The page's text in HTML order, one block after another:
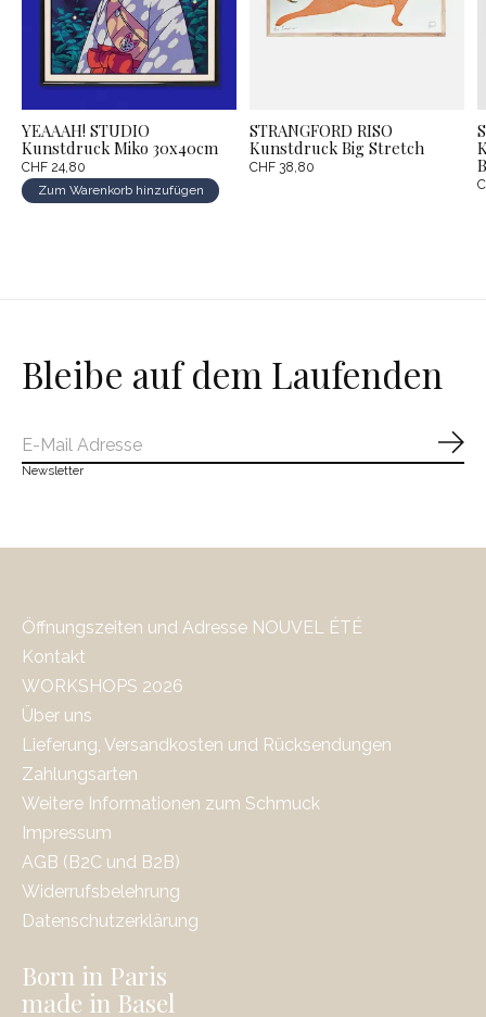
YEAAAH! STUDIO
Kunstdruck Miko 30x40cm
CHF 24,80
Zum Warenkorb hinzufügen
STRANGFORD RISO
Kunstdruck Big Stretch
CHF 38,80
Bleibe auf dem Laufenden
Newsletter
Öffnungszeiten und Adresse NOUVEL ÉTÉ
Kontakt
WORKSHOPS 2026
Über uns
Lieferung, Versandkosten und Rücksendungen
Zahlungsarten
Weitere Informationen zum Schmuck
Impressum
AGB (B2C und B2B)
Widerrufsbelehrung
Datenschutzerklärung
Born in Paris
made in Basel